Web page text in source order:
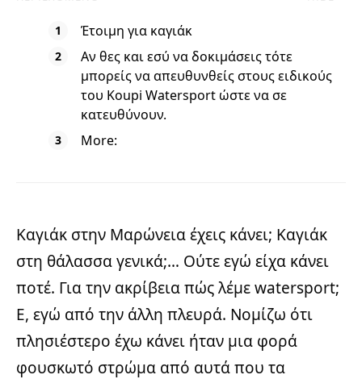
Έτοιμη για καγιάκ
Αν θες και εσύ να δοκιμάσεις τότε
μπορείς να απευθυνθείς στους ειδικούς
του Koupi Watersport ώστε να σε
κατευθύνουν.
More:
Καγιάκ στην Μαρώνεια έχεις κάνει; Καγιάκ
στη θάλασσα γενικά;… Ούτε εγώ είχα κάνει
ποτέ. Για την ακρίβεια πώς λέμε watersport;
Ε, εγώ από την άλλη πλευρά. Νομίζω ότι
πλησιέστερο έχω κάνει ήταν μια φορά
φουσκωτό στρώμα από αυτά που τα